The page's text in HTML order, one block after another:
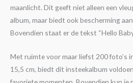
maanlicht. Dit geeft niet alleen een
album, maar biedt ook bescherming
Bovendien staat er de tekst “Hello
Met ruimte voor maar liefst 200 foto’s
15,5 cm, biedt dit insteekalbum